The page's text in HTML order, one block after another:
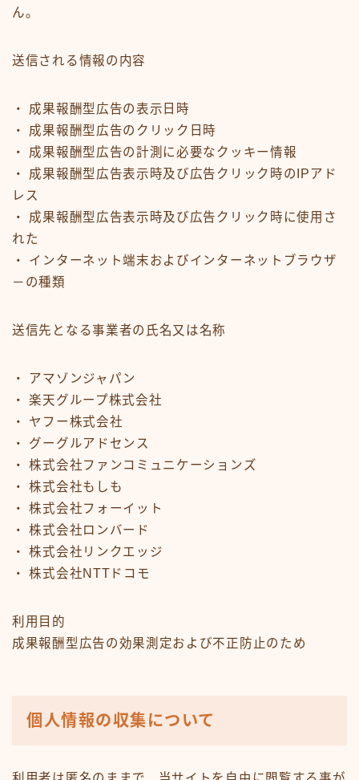
ん。
送信される情報の内容
・ 成果報酬型広告の表示日時
・ 成果報酬型広告のクリック日時
・ 成果報酬型広告の計測に必要なクッキー情報
・ 成果報酬型広告表示時及び広告クリック時のIPアド
レス
・ 成果報酬型広告表示時及び広告クリック時に使用さ
れた
・ インターネット端末およびインターネットブラウザ
－の種類
送信先となる事業者の氏名又は名称
・ アマゾンジャパン
・ 楽天グループ株式会社
・ ヤフー株式会社
・ グーグルアドセンス
・ 株式会社ファンコミュニケーションズ
・ 株式会社もしも
・ 株式会社フォーイット
・ 株式会社ロンバード
・ 株式会社リンクエッジ
・ 株式会社NTTドコモ
利用目的
成果報酬型広告の効果測定および不正防止のため
個人情報の収集について